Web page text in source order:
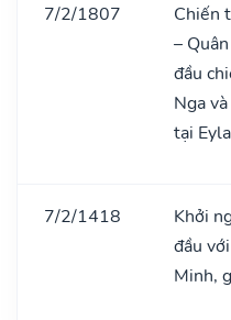
7/2/1807
Chiến
–
đầu
Nga
tại
7/2/1418
Khởi
đầu
Minh,